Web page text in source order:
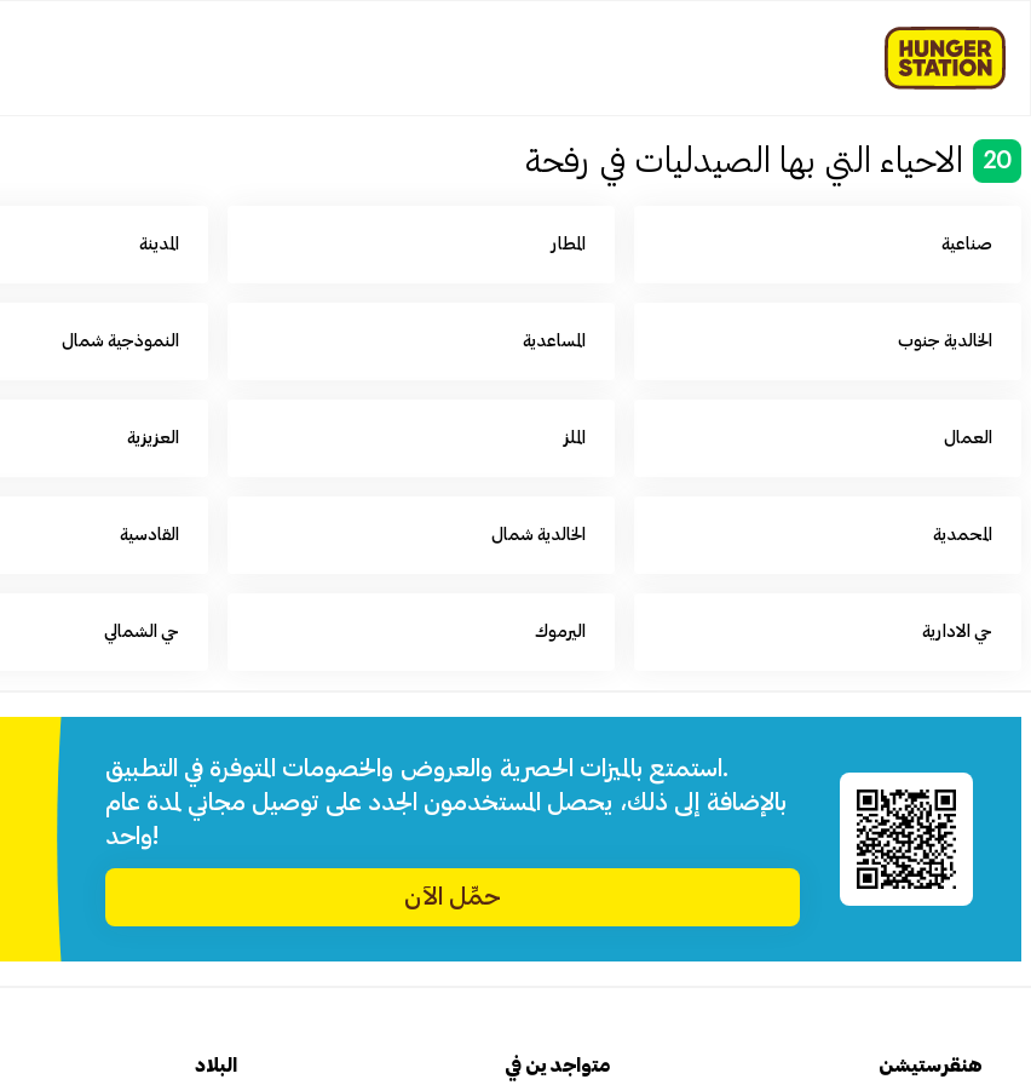
20 الاحياء التي بها الصيدليات في رفحة
صناعية المطار المدينة
الخالدية جنوب المساعدية النموذجية شمال
العمال الملز العزيزية
المحمدية الخالدية شمال القادسية
حي الادارية اليرموك حي الشمالي
استمتع بالميزات الحصرية والعروض والخصومات المتوفرة في التطبيق.
بالإضافة إلى ذلك، يحصل المستخدمون الجدد على توصيل مجاني لمدة عام
واحد!
حمِّل الآن
هنقرستيشن متواجدين في البلاد